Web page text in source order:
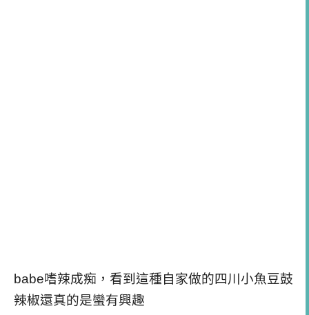
babe嗜辣成痴，看到這種自家做的四川小魚豆鼓
辣椒還真的是蠻有興趣